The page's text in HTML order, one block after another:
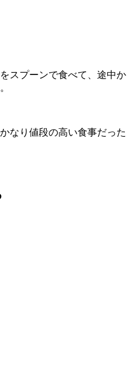
スプーンで食べて、途中か
なり値段の高い食事だった